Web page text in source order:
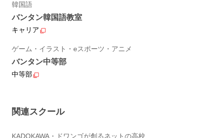
韓国語
バンタン韓国語教室
キャリア
ゲーム・イラスト・eスポーツ・アニメ
バンタン中等部
中等部
関連スクール
KADOKAWA・ドワンゴが創るネットの高校